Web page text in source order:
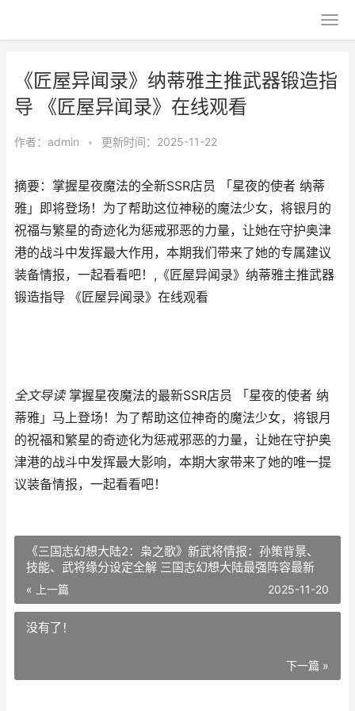
《匠屋异闻录》纳蒂雅主推武器锻造指
导 《匠屋异闻录》在线观看
作者： admin • 更新时间：2025-11-22
摘要：掌握星夜魔法的全新SSR店员 「星夜的使者 纳蒂
雅」即将登场！为了帮助这位神秘的魔法少女，将银月的
祝福与繁星的奇迹化为惩戒邪恶的力量，让她在守护奥津
港的战斗中发挥最大作用，本期我们带来了她的专属建议
装备情报，一起看看吧！,《匠屋异闻录》纳蒂雅主推武器
锻造指导 《匠屋异闻录》在线观看
全文导读掌握星夜魔法的最新SSR店员 「星夜的使者 纳
蒂雅」马上登场！为了帮助这位神奇的魔法少女，将银月
的祝福和繁星的奇迹化为惩戒邪恶的力量，让她在守护奥
津港的战斗中发挥最大影响，本期大家带来了她的唯一提
议装备情报，一起看看吧！
《三国志幻想大陆2：枭之歌》新武将情报：孙策背景、
技能、武将缘分设定全解 三国志幻想大陆最强阵容最新
« 上一篇 2025-11-20
没有了！
下一篇 »